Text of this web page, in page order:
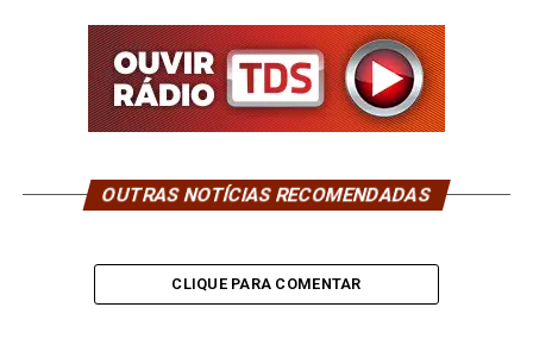
OUTRAS NOTÍCIAS RECOMENDADAS
CLIQUE PARA COMENTAR